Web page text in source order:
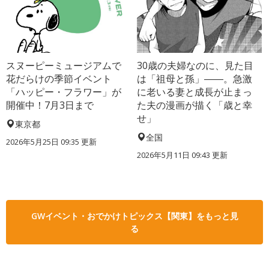
スヌーピーミュージアムで
花だらけの季節イベント
「ハッピー・フラワー」が
開催中！7月3日まで
東京都
2026年5月25日 09:35 更新
30歳の夫婦なのに、見た目
は「祖母と孫」――。急激
に老いる妻と成長が止まっ
た夫の漫画が描く「歳と幸
せ」
全国
2026年5月11日 09:43 更新
GWイベント・おでかけトピックス【関東】をもっと見
る